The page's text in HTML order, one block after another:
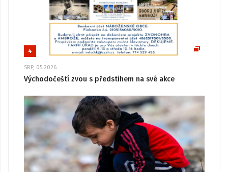
4
SRP, 05 2026
Východočeští zvou s předstihem na své akce